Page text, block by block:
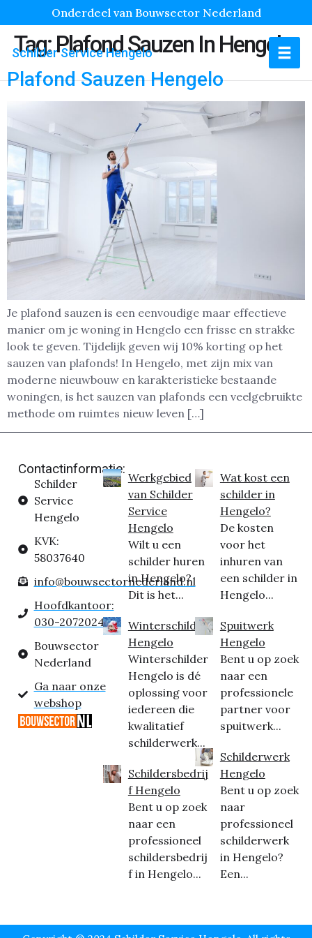
Onderdeel van Bouwsector Nederland
Schilder Service Hengelo
Tag:Plafond Sauzen In Hengelo
Plafond Sauzen Hengelo
Je plafond sauzen is een eenvoudige maar effectieve
manier om je woning in Hengelo een frisse en strakke
look te geven. Tijdelijk geven wij 10% korting op het
sauzen van plafonds! In Hengelo, met zijn mix van
moderne nieuwbouw en karakteristieke bestaande
woningen, is het sauzen van plafonds een veelgebruikte
methode om ruimtes nieuw leven […]
Contactinformatie:
Schilder
Service
Hengelo
KVK:
58037640
info@bouwsectornederland.nl
Hoofdkantoor:
030-2072024
Bouwsector
Nederland
Ga naar onze
webshop
Werkgebied
van Schilder
Service
Hengelo
Wilt u een
schilder huren
in Hengelo?
Dit is het...
Winterschilder
Hengelo
Winterschilder
Hengelo is dé
oplossing voor
iedereen die
kwalitatief
schilderwerk...
Schildersbedrij
f Hengelo
Bent u op zoek
naar een
professioneel
schildersbedrij
f in Hengelo...
Wat kost een
schilder in
Hengelo?
De kosten
voor het
inhuren van
een schilder in
Hengelo...
Spuitwerk
Hengelo
Bent u op zoek
naar een
professionele
partner voor
spuitwerk...
Schilderwerk
Hengelo
Bent u op zoek
naar
professioneel
schilderwerk
in Hengelo?
Een...